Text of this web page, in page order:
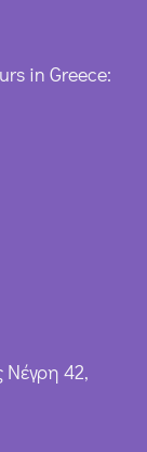
in Greece:
42,